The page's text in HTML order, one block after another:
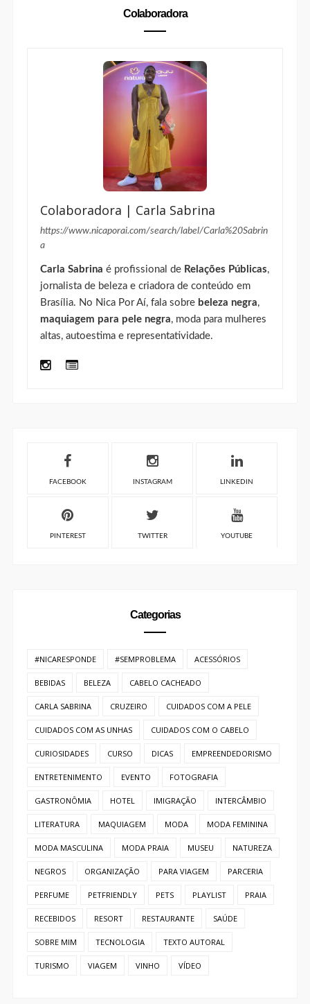
Colaboradora
Colaboradora | Carla Sabrina
https://www.nicaporai.com/search/label/Carla%20Sabrin
a
Carla Sabrina é profissional de Relações Públicas,
jornalista de beleza e criadora de conteúdo em
Brasília. No Nica Por Aí, fala sobre beleza negra,
maquiagem para pele negra, moda para mulheres
altas, autoestima e representatividade.
FACEBOOK INSTAGRAM LINKEDIN
PINTEREST TWITTER YOUTUBE
Categorias
#NICARESPONDE #SEMPROBLEMA ACESSÓRIOS
BEBIDAS BELEZA CABELO CACHEADO
CARLA SABRINA CRUZEIRO CUIDADOS COM A PELE
CUIDADOS COM AS UNHAS CUIDADOS COM O CABELO
CURIOSIDADES CURSO DICAS EMPREENDEDORISMO
ENTRETENIMENTO EVENTO FOTOGRAFIA
GASTRONÔMIA HOTEL IMIGRAÇÃO INTERCÂMBIO
LITERATURA MAQUIAGEM MODA MODA FEMININA
MODA MASCULINA MODA PRAIA MUSEU NATUREZA
NEGROS ORGANIZAÇÃO PARA VIAGEM PARCERIA
PERFUME PETFRIENDLY PETS PLAYLIST PRAIA
RECEBIDOS RESORT RESTAURANTE SAÚDE
SOBRE MIM TECNOLOGIA TEXTO AUTORAL
TURISMO VIAGEM VINHO VÍDEO